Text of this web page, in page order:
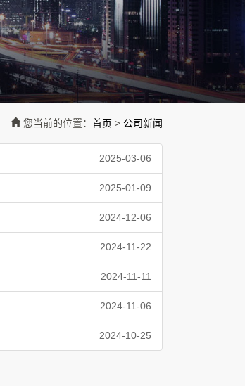
您当前的位置： 首页 > 公司新闻
2025-03-06
2025-01-09
2024-12-06
2024-11-22
2024-11-11
2024-11-06
2024-10-25